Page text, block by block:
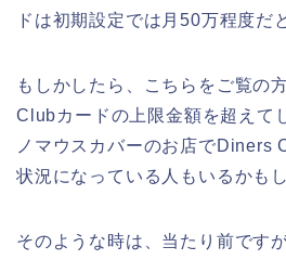
ドは初期設定では月50万程度だ
もしかしたら、こちらをご覧の
Clubカードの上限金額を超えて
ノマウスカバーのお店でDiners
状況になっている人もいるかも
そのような時は、当たり前です